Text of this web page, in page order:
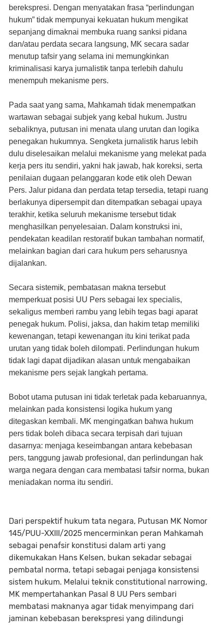
berekspresi. Dengan menyatakan frasa “perlindungan
hukum” tidak mempunyai kekuatan hukum mengikat
sepanjang dimaknai membuka ruang sanksi pidana
dan/atau perdata secara langsung, MK secara sadar
menutup tafsir yang selama ini memungkinkan
kriminalisasi karya jurnalistik tanpa terlebih dahulu
menempuh mekanisme pers.
Pada saat yang sama, Mahkamah tidak menempatkan
wartawan sebagai subjek yang kebal hukum. Justru
sebaliknya, putusan ini menata ulang urutan dan logika
penegakan hukumnya. Sengketa jurnalistik harus lebih
dulu diselesaikan melalui mekanisme yang melekat pada
kerja pers itu sendiri, yakni hak jawab, hak koreksi, serta
penilaian dugaan pelanggaran kode etik oleh Dewan
Pers. Jalur pidana dan perdata tetap tersedia, tetapi ruang
berlakunya dipersempit dan ditempatkan sebagai upaya
terakhir, ketika seluruh mekanisme tersebut tidak
menghasilkan penyelesaian. Dalam konstruksi ini,
pendekatan keadilan restoratif bukan tambahan normatif,
melainkan bagian dari cara hukum pers seharusnya
dijalankan.
Secara sistemik, pembatasan makna tersebut
memperkuat posisi UU Pers sebagai lex specialis,
sekaligus memberi rambu yang lebih tegas bagi aparat
penegak hukum. Polisi, jaksa, dan hakim tetap memiliki
kewenangan, tetapi kewenangan itu kini terikat pada
urutan yang tidak boleh dilompati. Perlindungan hukum
tidak lagi dapat dijadikan alasan untuk mengabaikan
mekanisme pers sejak langkah pertama.
Bobot utama putusan ini tidak terletak pada kebaruannya,
melainkan pada konsistensi logika hukum yang
ditegaskan kembali. MK mengingatkan bahwa hukum
pers tidak boleh dibaca secara terpisah dari tujuan
dasarnya: menjaga keseimbangan antara kebebasan
pers, tanggung jawab profesional, dan perlindungan hak
warga negara dengan cara membatasi tafsir norma, bukan
meniadakan norma itu sendiri.
Dari perspektif hukum tata negara, Putusan MK Nomor
145/PUU-XXIII/2025 mencerminkan peran Mahkamah
sebagai penafsir konstitusi dalam arti yang
dikemukakan Hans Kelsen, bukan sekadar sebagai
pembatal norma, tetapi sebagai penjaga konsistensi
sistem hukum. Melalui teknik constitutional narrowing,
MK mempertahankan Pasal 8 UU Pers sembari
membatasi maknanya agar tidak menyimpang dari
jaminan kebebasan berekspresi yang dilindungi